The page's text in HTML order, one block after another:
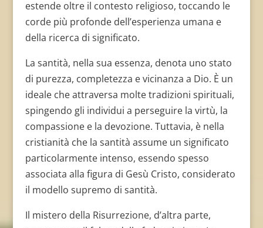
estende oltre il contesto religioso, toccando le
corde più profonde dell’esperienza umana e
della ricerca di significato.
La santità, nella sua essenza, denota uno stato
di purezza, completezza e vicinanza a Dio. È un
ideale che attraversa molte tradizioni spirituali,
spingendo gli individui a perseguire la virtù, la
compassione e la devozione. Tuttavia, è nella
cristianità che la santità assume un significato
particolarmente intenso, essendo spesso
associata alla figura di Gesù Cristo, considerato
il modello supremo di santità.
Il mistero della Risurrezione, d’altra parte,